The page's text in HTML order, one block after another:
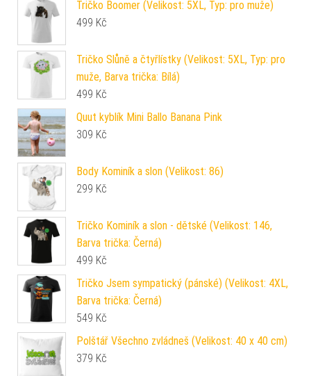
Tričko Boomer (Velikost: 5XL, Typ: pro muže)
499 Kč
Tričko Slůně a čtyřlístky (Velikost: 5XL, Typ: pro
muže, Barva trička: Bílá)
499 Kč
Quut kyblík Mini Ballo Banana Pink
309 Kč
Body Kominík a slon (Velikost: 86)
299 Kč
Tričko Kominík a slon - dětské (Velikost: 146,
Barva trička: Černá)
499 Kč
Tričko Jsem sympatický (pánské) (Velikost: 4XL,
Barva trička: Černá)
549 Kč
Polštář Všechno zvládneš (Velikost: 40 x 40 cm)
379 Kč